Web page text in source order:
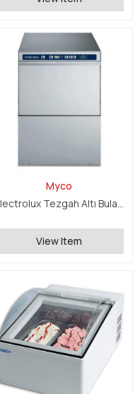
Myco
Electrolux Tezgah Altı Bulaşık Makinesi
View Item